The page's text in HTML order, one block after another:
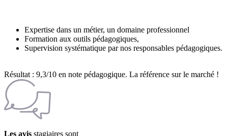
Expertise dans un métier, un domaine professionnel
Formation aux outils pédagogiques,
Supervision systématique par nos responsables pédagogiques.
Résultat : 9,3/10 en note pédagogique. La référence sur le marché !
Les avis stagiaires sont